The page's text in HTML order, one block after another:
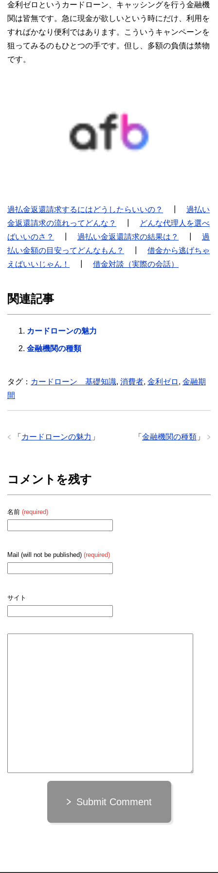
金利ゼロというカードローン、キャッシングを行う金融機
関は皆無です。急に現金が欲しいという時にだけ、利用を
すればかなり便利ではあります。こういうキャンペーンを
狙ってみるのもひとつの手です。但し、多額の負債は禁物
です。
過払金返還請求するにはどうしたらいいの？
過払い
金返還請求の流れってどんな？
どんな代理人を選べ
ばいいのさ？
過払い金返還請求の結果は？
過
払い金額の目安ってどんなもん？
借金から逃げちゃ
えばいいじゃん！
借金対談（実際の会話）
関連記事
カードローンの魅力
金融機関の種類
タグ： カードローン 基礎知識, 消費者, 金利ゼロ , 金融期
間
「 金融機関の種類 」
「 カードローンの魅力 」
コメントを残す
名前 (required)
Mail (will not be published) (required)
サイト
Submit Comment